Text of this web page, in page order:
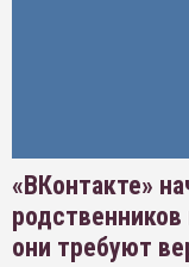
«ВКонтакте»
они требуют